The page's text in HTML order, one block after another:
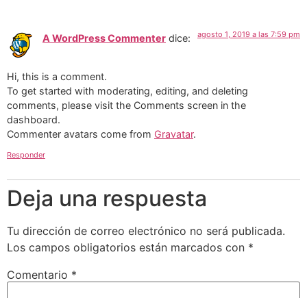
A WordPress Commenter dice: agosto 1, 2019 a las 7:59 pm
Hi, this is a comment.
To get started with moderating, editing, and deleting
comments, please visit the Comments screen in the
dashboard.
Commenter avatars come from Gravatar.
Responder
Deja una respuesta
Tu dirección de correo electrónico no será publicada.
Los campos obligatorios están marcados con *
Comentario *